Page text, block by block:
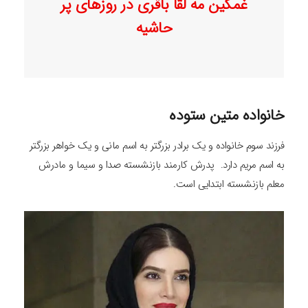
حاشیه
خانواده متین ستوده
فرزند سوم خانواده و یک برادر بزرگتر به اسم مانی و یک خواهر بزرگتر
به اسم مریم دارد. پدرش کارمند بازنشسته صدا و سیما و مادرش
معلم بازنشسته ابتدایی است.